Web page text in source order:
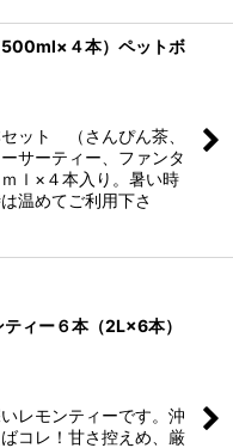
500ml×４本）ペットボ
ット （さんぴん茶、
サーティー、ファンタ
ｌ×４本入り。暑い時
温めてご利用下さ
ィー６本（2L×6本）
レモンティーです。沖
コレ！甘さ控えめ、厳